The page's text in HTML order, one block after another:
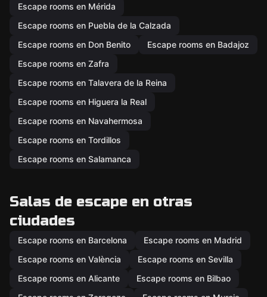
Escape rooms en Mérida
Escape rooms en Puebla de la Calzada
Escape rooms en Don Benito
Escape rooms en Badajoz
Escape rooms en Zafra
Escape rooms en Talavera de la Reina
Escape rooms en Higuera la Real
Escape rooms en Navahermosa
Escape rooms en Tordillos
Escape rooms en Salamanca
Salas de escape en otras
ciudades
Escape rooms en Barcelona
Escape rooms en Madrid
Escape rooms en València
Escape rooms en Sevilla
Escape rooms en Alicante
Escape rooms en Bilbao